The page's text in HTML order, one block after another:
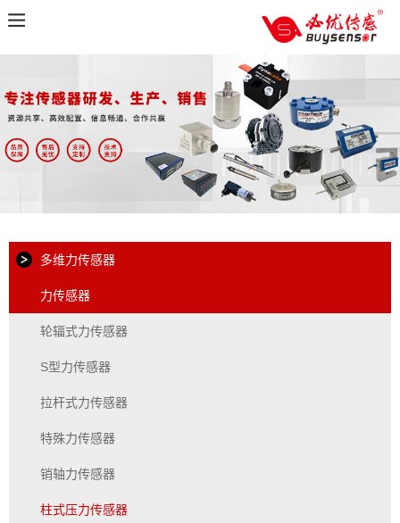
多维力传感器
力传感器
轮辐式力传感器
S型力传感器
拉杆式力传感器
特殊力传感器
销轴力传感器
柱式压力传感器